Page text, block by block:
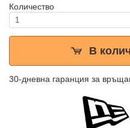
Количество
В
30-дневна гаранция за